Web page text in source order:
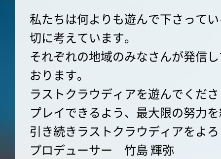
私たちは何よりも遊んで下さって
切に考えています。
それぞれの地域のみなさんが発信
おります。
ラストクラウディアを遊んでくだ
プレイできるよう、最大限の努力
引き続きラストクラウディアをよ
プロデューサー 竹島 輝弥